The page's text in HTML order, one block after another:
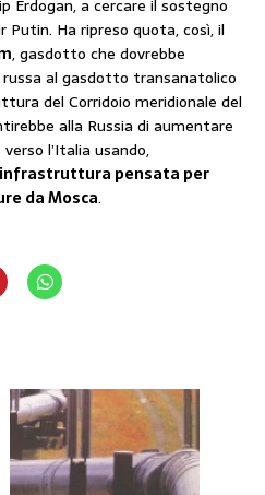
Erdogan, a cercare il sostegno
Putin. Ha ripreso quota, così, il
, gasdotto che dovrebbe
al gasdotto transanatolico
del Corridoio meridionale del
alla Russia di aumentare
l’Italia usando,
pensata per
da Mosca.